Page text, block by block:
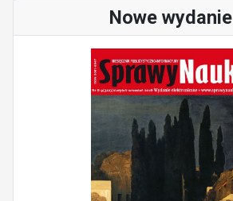
Nowe wydanie